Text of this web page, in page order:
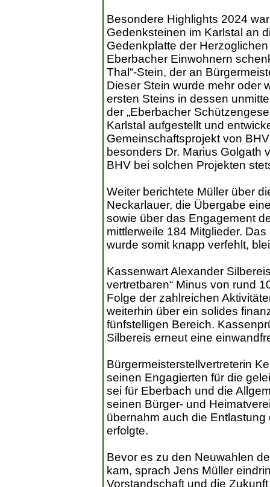
Besondere Highlights 2024
Gedenksteinen im Karlstal an
Gedenkplatte der
Eberbacher Einwohnern
Thal“-Stein, der an
Dieser Stein wurde mehr oder
ersten Steins in dessen
der „Eberbacher
Karlstal aufgestellt und
Gemeinschaftsprojekt von
besonders Dr. Marius Golgath
BHV bei solchen Projekten
Weiter berichtete Müller über
Neckarlauer, die Übergabe
sowie über das Engagement
mittlerweile 184 Mitglieder.
wurde somit knapp verfehlt,
Kassenwart Alexander
vertretbaren“ Minus von rund
Folge der zahlreichen
weiterhin über ein solides
fünfstelligen Bereich.
Silbereis erneut eine
Bürgermeisterstellvertreterin
seinen Engagierten für die
sei für Eberbach und die
seinen Bürger- und
übernahm auch die
erfolgte.
Bevor es zu den Neuwahlen
kam, sprach Jens Müller
Vorstandschaft und die